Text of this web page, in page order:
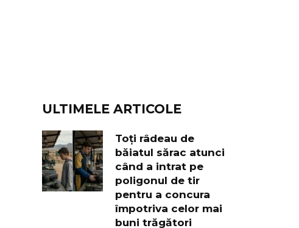
ULTIMELE ARTICOLE
Toți râdeau de
băiatul sărac atunci
când a intrat pe
poligonul de tir
pentru a concura
împotriva celor mai
buni trăgători